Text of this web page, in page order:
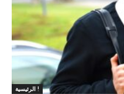
الرئيسية !